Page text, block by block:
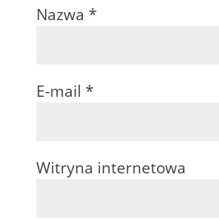
Nazwa *
E-mail *
Witryna internetowa